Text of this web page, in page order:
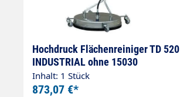
Hochdruck Flächenreiniger TD 520
INDUSTRIAL ohne 15030
Inhalt: 1 Stück
873,07 €*